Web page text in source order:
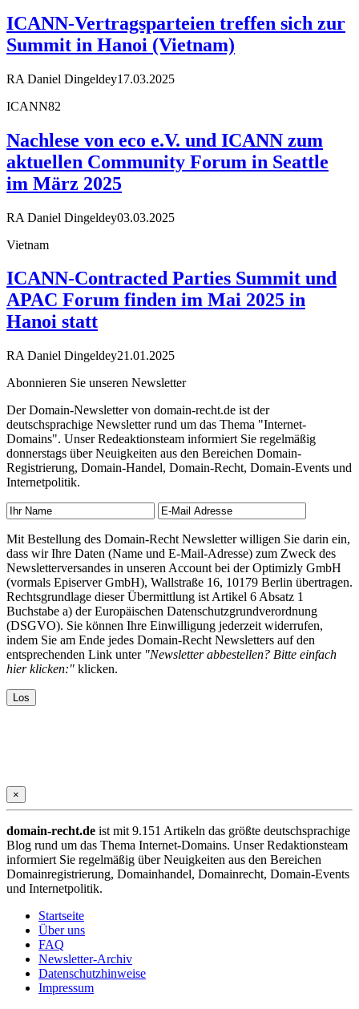
ICANN-Vertragsparteien treffen sich zur
Summit in Hanoi (Vietnam)
RA Daniel Dingeldey17.03.2025
ICANN82
Nachlese von eco e.V. und ICANN zum
aktuellen Community Forum in Seattle
im März 2025
RA Daniel Dingeldey03.03.2025
Vietnam
ICANN-Contracted Parties Summit und
APAC Forum finden im Mai 2025 in
Hanoi statt
RA Daniel Dingeldey21.01.2025
Abonnieren Sie unseren Newsletter
Der Domain-Newsletter von domain-recht.de ist der
deutschsprachige Newsletter rund um das Thema "Internet-
Domains". Unser Redeaktionsteam informiert Sie regelmäßig
donnerstags über Neuigkeiten aus den Bereichen Domain-
Registrierung, Domain-Handel, Domain-Recht, Domain-Events und
Internetpolitik.
Mit Bestellung des Domain-Recht Newsletter willigen Sie darin ein,
dass wir Ihre Daten (Name und E-Mail-Adresse) zum Zweck des
Newsletterversandes in unseren Account bei der Optimizly GmbH
(vormals Episerver GmbH), Wallstraße 16, 10179 Berlin übertragen.
Rechtsgrundlage dieser Übermittlung ist Artikel 6 Absatz 1
Buchstabe a) der Europäischen Datenschutzgrundverordnung
(DSGVO). Sie können Ihre Einwilligung jederzeit widerrufen,
indem Sie am Ende jedes Domain-Recht Newsletters auf den
entsprechenden Link unter "Newsletter abbestellen? Bitte einfach
hier klicken:" klicken.
×
domain-recht.de ist mit 9.151 Artikeln das größte deutschsprachige
Blog rund um das Thema Internet-Domains. Unser Redaktionsteam
informiert Sie regelmäßig über Neuigkeiten aus den Bereichen
Domainregistrierung, Domainhandel, Domainrecht, Domain-Events
und Internetpolitik.
Startseite
Über uns
FAQ
Newsletter-Archiv
Datenschutzhinweise
Impressum